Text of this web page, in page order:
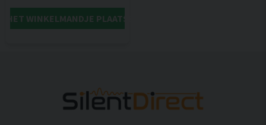
HET WINKELMANDJE PLAATSEN